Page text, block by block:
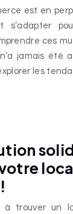
est en
s’adapter
ces
jamais été
les
à trouver un